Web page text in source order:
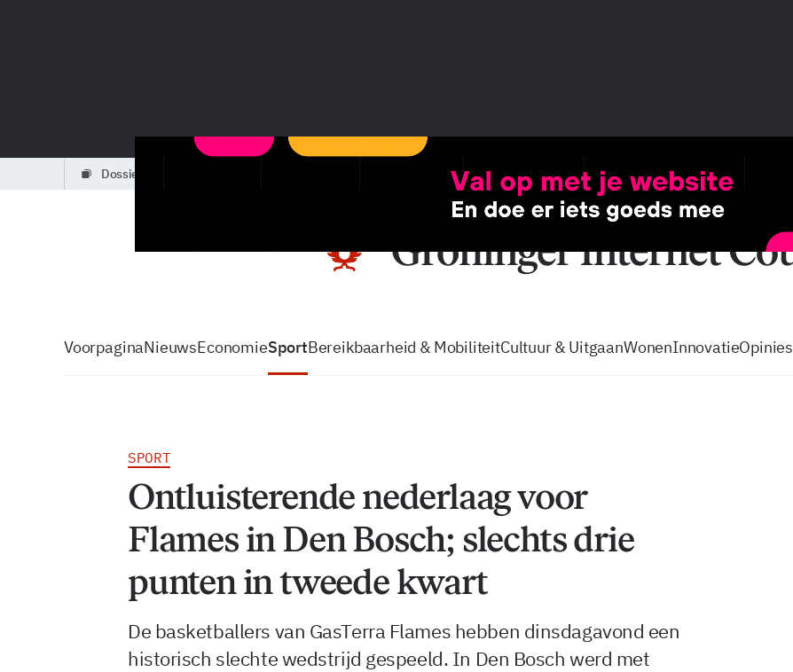
dossiers zo volg je de GIC
VoorpaginaNieuwsEconomieSportBereikbaarheid & MobiliteitCultuur & UitgaanWonenInnovatieOpinies
SPORT
Ontluisterende nederlaag voor
Flames in Den Bosch; slechts drie
punten in tweede kwart
De basketballers van GasTerra Flames hebben dinsdagavond een
historisch slechte wedstrijd gespeeld. In Den Bosch werd met